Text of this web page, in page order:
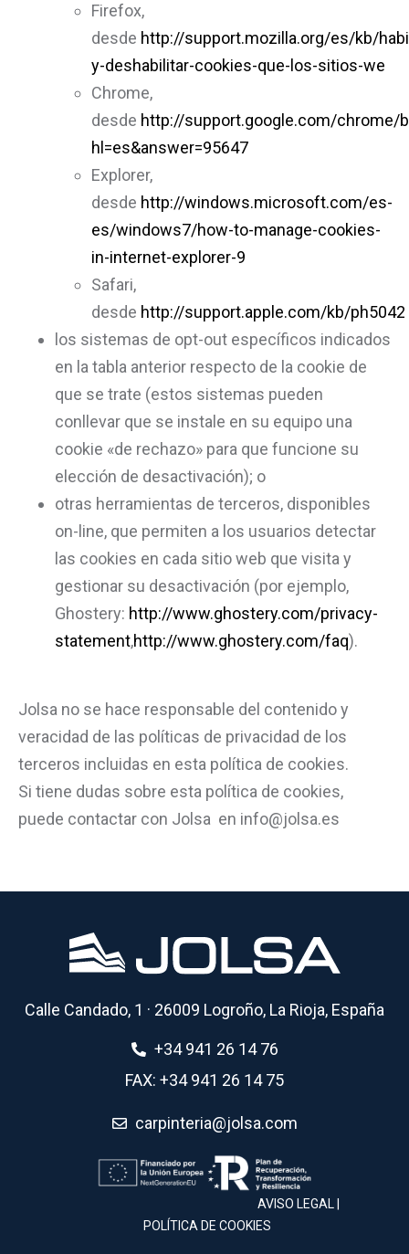
Firefox,
desde http://support.mozilla.org/es/kb/
y-deshabilitar-cookies-que-los-sitios-we
Chrome,
desde http://support.google.com/chrome/
hl=es&answer=95647
Explorer,
desde http://windows.microsoft.com/es-
es/windows7/how-to-manage-cookies-
in-internet-explorer-9
Safari,
desde http://support.apple.com/kb/ph5042
los sistemas de opt-out específicos indicados
en la tabla anterior respecto de la cookie de
que se trate (estos sistemas pueden
conllevar que se instale en su equipo una
cookie «de rechazo» para que funcione su
elección de desactivación); o
otras herramientas de terceros, disponibles
on-line, que permiten a los usuarios detectar
las cookies en cada sitio web que visita y
gestionar su desactivación (por ejemplo,
Ghostery: http://www.ghostery.com/privacy-
statement,http://www.ghostery.com/faq).
Jolsa no se hace responsable del contenido y
veracidad de las políticas de privacidad de los
terceros incluidas en esta política de cookies.
Si tiene dudas sobre esta política de cookies,
puede contactar con Jolsa en info@jolsa.es
Calle Candado, 1 · 26009 Logroño, La Rioja, España
+34 941 26 14 76
FAX: +34 941 26 14 75
carpinteria@jolsa.com
AVISO LEGAL |
POLÍTICA DE COOKIES